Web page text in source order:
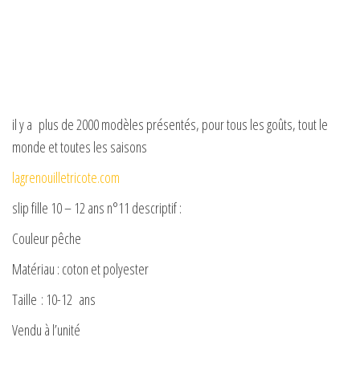
il y a plus de 2000 modèles présentés, pour tous les goûts, tout le
monde et toutes les saisons
lagrenouilletricote.com
slip fille 10 – 12 ans n°11 descriptif :
Couleur pêche
Matériau : coton et polyester
Taille : 10-12 ans
Vendu à l’unité